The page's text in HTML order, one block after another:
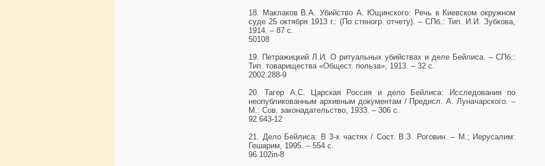
18. Маклаков В.А. Убийство А. Ющинского: Речь в Киевском окружном
суде 25 октября 1913 г.: (По стеногр. отчету). – СПб.: Тип. И.И. Зубкова,
1914. – 87 с.
50108
19. Петражицкий Л.И. О ритуальных убийствах и деле Бейлиса. – СПб.:
Тип. товарищества «Общест. польза», 1913. – 32 с.
2002.288-9
20. Тагер А.С. Царская Россия и дело Бейлиса: Исследования по
неопубликованным архивным документам / Предисл. А. Луначарского. –
М.: Сов. законадательство, 1933. – 306 с.
92.643-12
21. Дело Бейлиса: В 3-х частях / Сост. В.З. Роговин. – М.; Иерусалим:
Гешарим, 1995. – 554 с.
96.102іn-8